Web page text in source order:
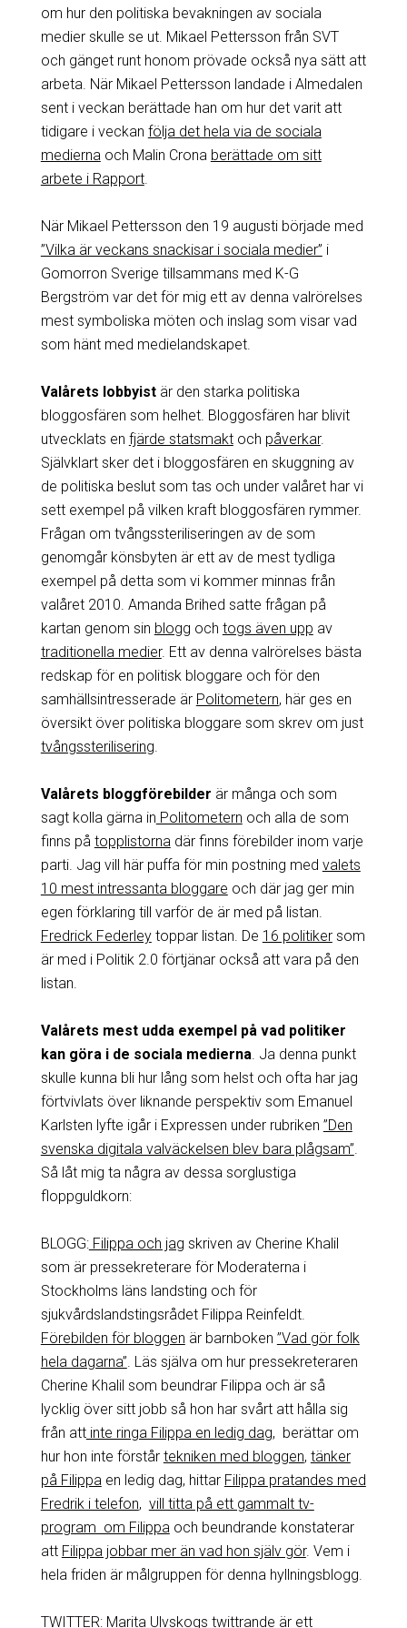
om hur den politiska bevakningen av sociala
medier skulle se ut. Mikael Pettersson från SVT
och gänget runt honom prövade också nya sätt att
arbeta. När Mikael Pettersson landade i Almedalen
sent i veckan berättade han om hur det varit att
tidigare i veckan följa det hela via de sociala
medierna och Malin Crona berättade om sitt
arbete i Rapport.
När Mikael Pettersson den 19 augusti började med
”Vilka är veckans snackisar i sociala medier” i
Gomorron Sverige tillsammans med K-G
Bergström var det för mig ett av denna valrörelses
mest symboliska möten och inslag som visar vad
som hänt med medielandskapet.
Valårets lobbyistär den starka politiska
bloggosfären som helhet. Bloggosfären har blivit
utvecklats en fjärde statsmaktoch påverkar.
Självklart sker det i bloggosfären en skuggning av
de politiska beslut som tas och under valåret har vi
sett exempel på vilken kraft bloggosfären rymmer.
Frågan om tvångssteriliseringen av de som
genomgår könsbyten är ett av de mest tydliga
exempel på detta som vi kommer minnas från
valåret 2010. Amanda Brihed satte frågan på
kartan genom sin blogg och togs även upp av
traditionella medier. Ett av denna valrörelses bästa
redskap för en politisk bloggare och för den
samhällsintresserade är Politometern, här ges en
översikt över politiska bloggare som skrev om just
tvångssterilisering
Valårets bloggförebilder är många och som
sagt kolla gärna in Politometern och alla de som
finns på topplistorna där finns förebilder inom varje
parti. Jag vill här puffa för min postning med valets
10 mest intressanta bloggare och där jag ger min
egen förklaring till varför de är med på listan.
Fredrick Federleytoppar listan. De 16 politikersom
är med i Politik 2.0 förtjänar också att vara på den
listan.
Valårets mest udda exempel på vad politiker
kan göra i de sociala medierna . Ja denna punkt
skulle kunna bli hur lång som helst och ofta har jag
förtvivlats över liknande perspektiv som Emanuel
Karlsten lyfte igår i Expressen under rubriken ”Den
svenska digitala valväckelsen blev bara plågsam”
Så låt mig ta några av dessa sorglustiga
floppguldkorn:
BLOGG:Filippa och jag skriven av Cherine Khalil
som är pressekreterare för Moderaterna i
Stockholms läns landsting och för
sjukvårdslandstingsrådet Filippa Reinfeldt.
Förebilden för bloggen är barnboken ”Vad gör folk
hela dagarna” . Läs själva om hur pressekreteraren
Cherine Khalil som beundrar Filippa och är så
lycklig över sitt jobb så hon har svårt att hålla sig
från attinte ringa Filippa en ledig dag, berättar om
hur hon inte förstår tekniken med bloggen, tänker
på Filippa en ledig dag, hittar Filippa pratandes med
Fredrik i telefon, vill titta på ett gammalt tv-
program om Filippa och beundrande konstaterar
att Filippa jobbar mer än vad hon själv gör. Vem i
hela friden är målgruppen för denna hyllningsblogg.
TWITTER: Marita Ulvskogs twittrande är ett